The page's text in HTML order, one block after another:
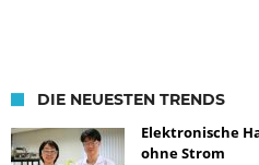
DIE NEUESTEN TRENDS
Elektronische
ohne Strom